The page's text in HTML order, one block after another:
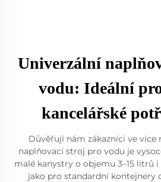
Univerzální
vodu: Ideální
kancelářské
Důvěřují nám zákazníci ve více
naplňovací stroj pro vodu je
malé kanystry o objemu 3–15 litrů
jako pro standardní kontejnery